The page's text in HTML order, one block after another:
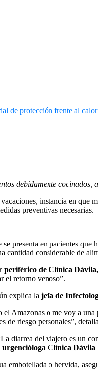
debidamente cocinados,
instancia en que
preventivas necesarias.
presenta en pacientes
cantidad considerable de
periférico de Clínica Dávila,
el retorno venoso”.
explica la jefa de
Amazonas o me voy a
de riesgo personales”,
diarrea del viajero es un
Clínica Dávila
embotellada o hervida,